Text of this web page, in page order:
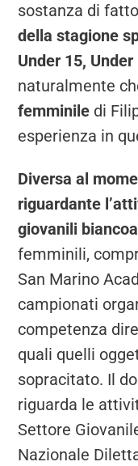
sostanza di
della stagione
Under 15,
naturalmente
femminile di
esperienza in
Diversa al
riguardante
giovanili
femminili,
San Marino
campionati
competenza
quali quelli
sopracitato. Il
riguarda le
Settore
Nazionale